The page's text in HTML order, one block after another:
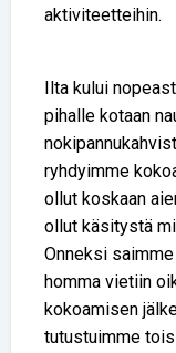
aktiviteetteihin.
Ilta kului
pihalle kotaan
ryhdyimme
ollut koskaan
ollut käsitystä
Onneksi
homma vietiin
kokoamisen
tutustuimme